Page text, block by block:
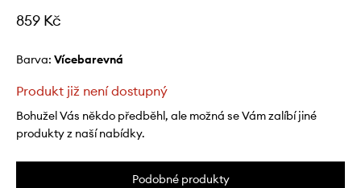
859 Kč
Barva: vícebarevná
Produkt již není dostupný
Bohužel Vás někdo předběhl, ale možná se Vám zalíbí jiné
produkty z naší nabídky.
Podobné produkty